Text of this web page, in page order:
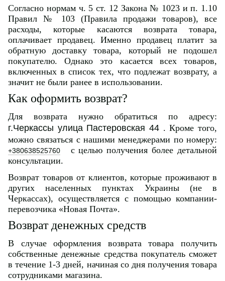
Согласно нормам ч. 5 ст. 12 Закона № 1023 и п. 1.10
Правил № 103 (Правила продажи товаров), все
расходы, которые касаются возврата товара,
оплачивает продавец. Именно продавец платит за
обратную доставку товара, который не подошел
покупателю. Однако это касается всех товаров,
включенных в список тех, что подлежат возврату, а
значит не были ранее в использовании.
Как оформить возврат?
Для возврата нужно обратиться по адресу:
г.Черкассы улица Пастеровская 44 . Кроме того,
можно связаться с нашими менеджерами по номеру:
+380638525760
с целью получения более детальной
консультации.
Возврат товаров от клиентов, которые проживают в
других населенных пунктах Украины (не в
Черкассах), осуществляется с помощью компании-
перевозчика «Новая Почта».
Возврат денежных средств
В случае оформления возврата товара получить
собственные денежные средства покупатель сможет
в течение 1-3 дней, начиная со дня получения товара
сотрудниками магазина.